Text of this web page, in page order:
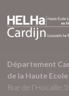
Département
de la Haute
Rue de